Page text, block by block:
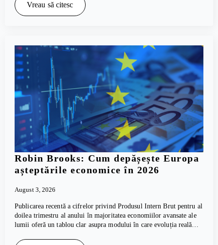
Vreau să citesc
Robin Brooks: Cum depășește Europa
așteptările economice în 2026
August 3, 2026
Publicarea recentă a cifrelor privind Produsul Intern Brut pentru al
doilea trimestru al anului în majoritatea economiilor avansate ale
lumii oferă un tablou clar asupra modului în care evoluția reală…